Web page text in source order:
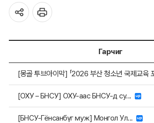
Гарчиг
[몽골 투브아이막] 「2026 부산 청소년 국제교육
[ОХУ – БНСУ] ОХУ-аас БНСУ-д су...
[БНСУ-Гёнсанбүг муж] Монгол Ул...